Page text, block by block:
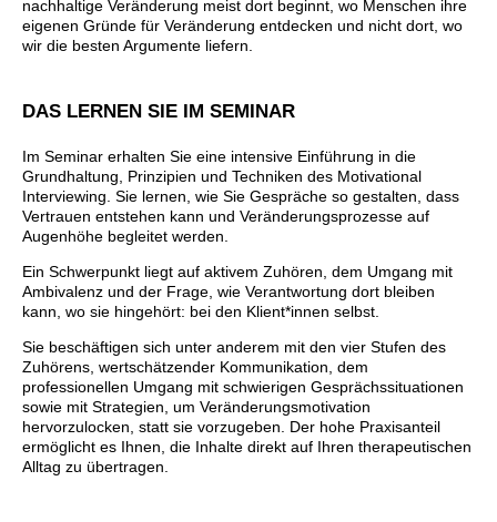
nachhaltige Veränderung meist dort beginnt, wo Menschen ihre
eigenen Gründe für Veränderung entdecken und nicht dort, wo
wir die besten Argumente liefern.
DAS LERNEN SIE IM SEMINAR
Im Seminar erhalten Sie eine intensive Einführung in die
Grundhaltung, Prinzipien und Techniken des Motivational
Interviewing. Sie lernen, wie Sie Gespräche so gestalten, dass
Vertrauen entstehen kann und Veränderungsprozesse auf
Augenhöhe begleitet werden.
Ein Schwerpunkt liegt auf aktivem Zuhören, dem Umgang mit
Ambivalenz und der Frage, wie Verantwortung dort bleiben
kann, wo sie hingehört: bei den Klient*innen selbst.
Sie beschäftigen sich unter anderem mit den vier Stufen des
Zuhörens, wertschätzender Kommunikation, dem
professionellen Umgang mit schwierigen Gesprächssituationen
sowie mit Strategien, um Veränderungsmotivation
hervorzulocken, statt sie vorzugeben. Der hohe Praxisanteil
ermöglicht es Ihnen, die Inhalte direkt auf Ihren therapeutischen
Alltag zu übertragen.